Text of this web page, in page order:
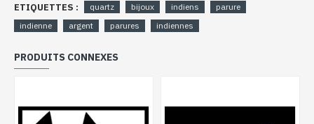
ETIQUETTES : quartz bijoux indiens
parure
indienne
argent parures indiennes
PRODUITS CONNEXES